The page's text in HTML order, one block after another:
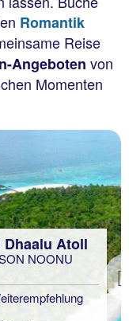
Romantik
Reise
Angeboten von
Momenten
Dhaalu Atoll
NOONU